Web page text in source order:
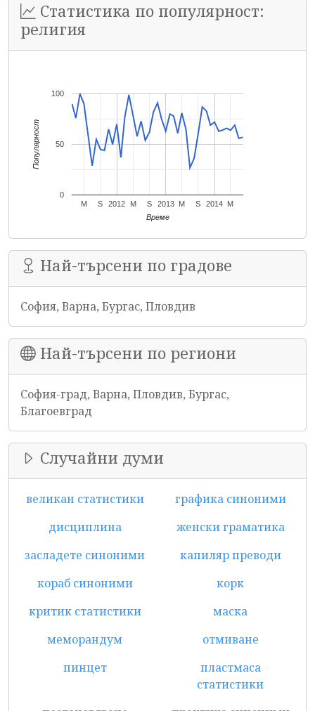
Статистика по популярност:
религия
2012 2013 2014
M S M S M S M
0
50
100
Време
Популярност
Най-търсени по градове
София, Варна, Бургас, Пловдив
Най-търсени по региони
София-град, Варна, Пловдив, Бургас,
Благоевград
Случайни думи
великан статистики
графика синоними
дисциплина
женски граматика
засладете синоними
капиляр преводи
кораб синоними
корк
критик статистики
маска
меморандум
отмиване
пинцет
пластмаса
статистики